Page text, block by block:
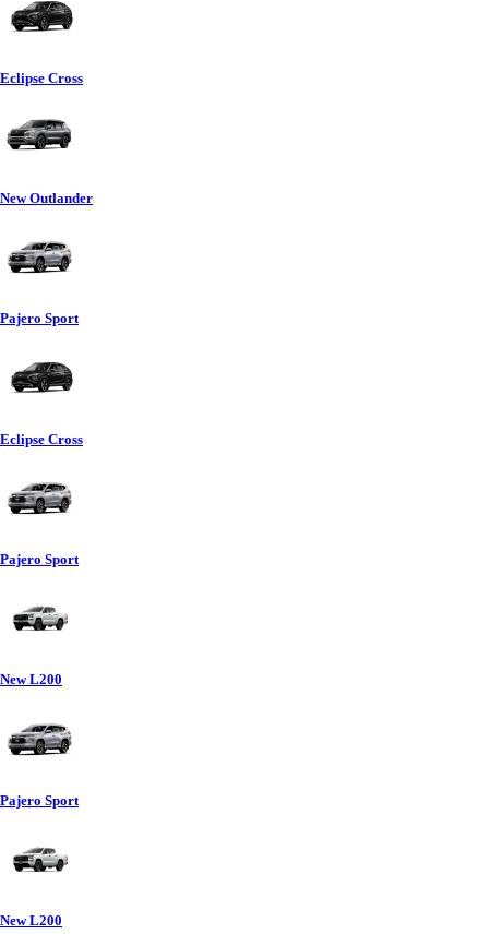
Eclipse Cross
New Outlander
Pajero Sport
Eclipse Cross
Pajero Sport
New L200
Pajero Sport
New L200